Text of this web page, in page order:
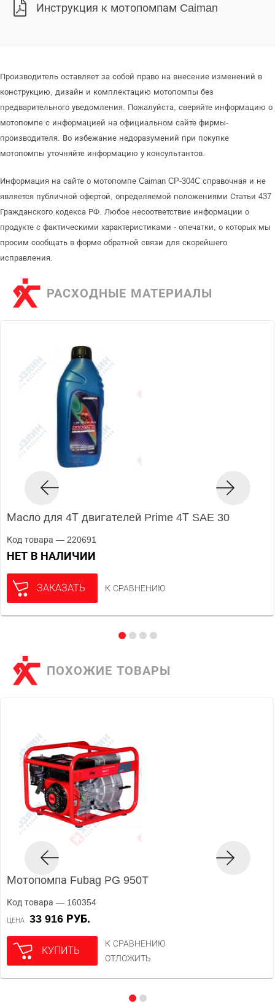
Инструкция к мотопомпам Caiman
Производитель оставляет за собой право на внесение изменений в
конструкцию, дизайн и комплектацию мотопомпы без
предварительного уведомления. Пожалуйста, сверяйте информацию о
мотопомпе с информацией на официальном сайте фирмы-
производителя. Во избежание недоразумений при покупке
мотопомпы уточняйте информацию у консультантов.
Информация на сайте о мотопомпе Caiman CP-304C справочная и не
является публичной офертой, определяемой положениями Статьи 437
Гражданского кодекса РФ. Любое несоответствие информации о
продукте с фактическими характеристиками - опечатки, о которых мы
просим сообщать в форме обратной связи для скорейшего
исправления.
РАСХОДНЫЕ МАТЕРИАЛЫ
Масло для 4Т двигателей Prime 4Т SAE 30
Код товара — 220691
НЕТ В НАЛИЧИИ
ЗАКАЗАТЬ К СРАВНЕНИЮ
ПОХОЖИЕ ТОВАРЫ
Мотопомпа Fubag PG 950T
Код товара — 160354
ЦЕНА 33 916 РУБ.
КУПИТЬ
К СРАВНЕНИЮ
ОТЛОЖИТЬ